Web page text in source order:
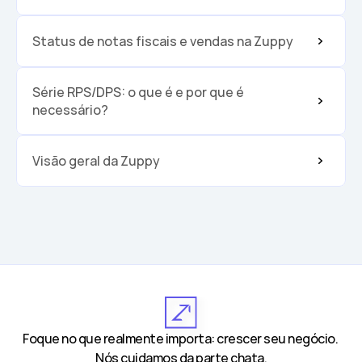
Status de notas fiscais e vendas na Zuppy
Série RPS/DPS: o que é e por que é
necessário?
Visão geral da Zuppy
Foque no que realmente importa: crescer seu negócio.
Nós cuidamos da parte chata.